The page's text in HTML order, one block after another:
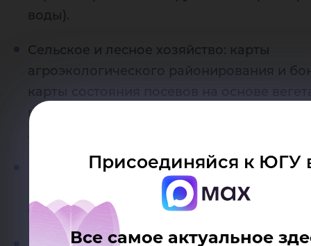
Присоединяйся к ЮГУ
Все самое актуальное
воды).
Сельское и лесное хозяйство: карты
агроэкологического районирования и
карты состояния посевов на основе
индексов, лесотаксационные карты и
Инфраструктура и логистика: схемы
(водопровод, канализация, электросети),
оптимальных маршрутов и